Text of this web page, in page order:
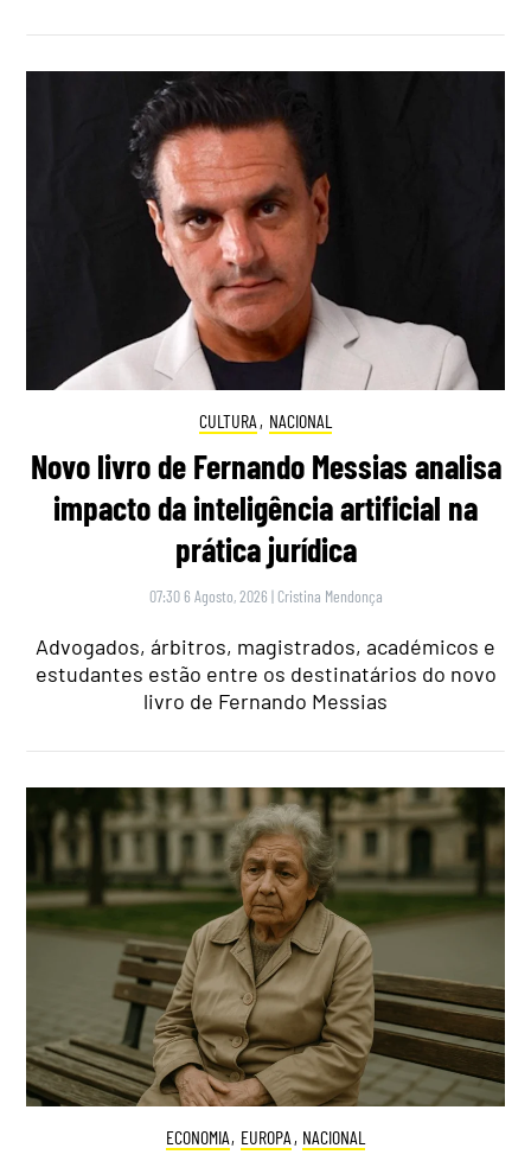
CULTURA , NACIONAL
Novo livro de Fernando Messias analisa
impacto da inteligência artificial na
prática jurídica
07:30 6 Agosto, 2026 | Cristina Mendonça
Advogados, árbitros, magistrados, académicos e
estudantes estão entre os destinatários do novo
livro de Fernando Messias
ECONOMIA, EUROPA , NACIONAL